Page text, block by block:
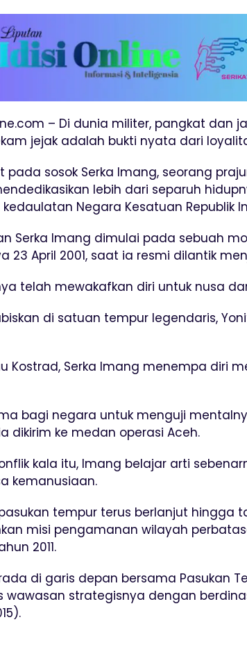
– Di dunia militer, pangkat dan
jejak adalah bukti nyata dari
sosok Serka Imang, seorang
lebih dari separuh
Negara Kesatuan Republik
Serka Imang dimulai pada sebuah
23 April 2001, saat ia resmi dilantik
telah mewakafkan diri untuk nusa
di satuan tempur legendaris,
Kostrad, Serka Imang menempa diri
bagi negara untuk menguji
dikirim ke medan operasi Aceh.
kala itu, Imang belajar arti
kemanusiaan.
tempur terus berlanjut hingga
misi pengamanan wilayah
2011.
di garis depan bersama Pasukan
wawasan strategisnya dengan